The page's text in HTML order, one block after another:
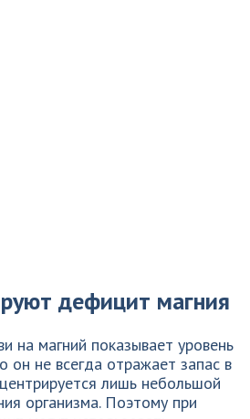
дефицит магния
на магний показывает уровень
он не всегда отражает запас в
лишь небольшой
организма. Поэтому при